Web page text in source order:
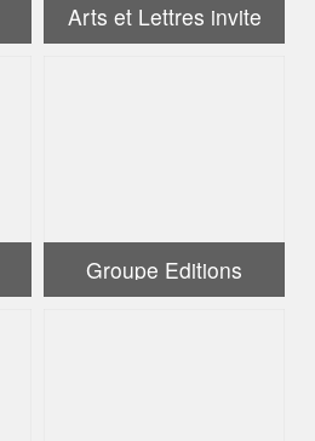
Arts et Lettres invite
Groupe Editions